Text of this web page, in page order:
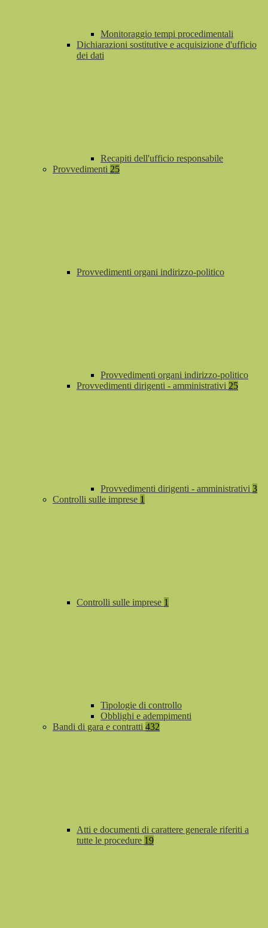
Monitoraggio tempi procedimentali
Dichiarazioni sostitutive e acquisizione d'ufficio
dei dati
Recapiti dell'ufficio responsabile
Provvedimenti 25
Provvedimenti organi indirizzo-politico
Provvedimenti organi indirizzo-politico
Provvedimenti dirigenti - amministrativi 25
Provvedimenti dirigenti - amministrativi 3
Controlli sulle imprese 1
Controlli sulle imprese 1
Tipologie di controllo
Obblighi e adempimenti
Bandi di gara e contratti 432
Atti e documenti di carattere generale riferiti a
tutte le procedure 19